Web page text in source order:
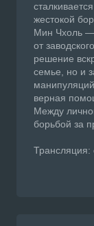
жестокой
Мин Чхоль —
от
решение
семье, но и
верная
Между
борьбой за
Трансляция: